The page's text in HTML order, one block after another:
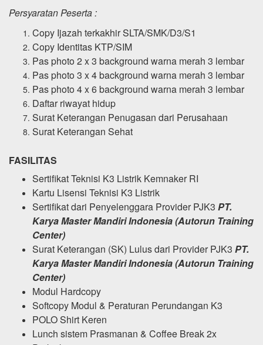
Persyaratan Peserta :
Copy Ijazah terkakhir SLTA/SMK/D3/S1
Copy Identitas KTP/SIM
Pas photo 2 x 3 background warna merah 3 lembar
Pas photo 3 x 4 background warna merah 3 lembar
Pas photo 4 x 6 background warna merah 3 lembar
Daftar riwayat hidup
Surat Keterangan Penugasan dari Perusahaan
Surat Keterangan Sehat
FASILITAS
Sertifikat Teknisi K3 Listrik Kemnaker RI
Kartu Lisensi Teknisi K3 Listrik
Sertifikat dari Penyelenggara Provider PJK3 PT.
Karya Master Mandiri Indonesia (Autorun Training
Center)
Surat Keterangan (SK) Lulus dari Provider PJK3 PT.
Karya Master Mandiri Indonesia (Autorun Training
Center)
Modul Hardcopy
Softcopy Modul & Peraturan Perundangan K3
POLO Shirt Keren
Lunch sistem Prasmanan & Coffee Break 2x